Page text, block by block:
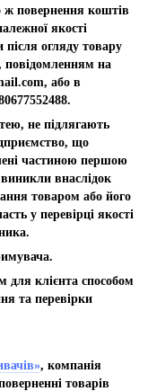
ж повернення коштів
якості
огляду товару
повідомленням на
, або в
не підлягають
що
частиною першою
виникли внаслідок
товаром або його
у перевірці якості
для клієнта способом
та перевірки
, компанія
товарів